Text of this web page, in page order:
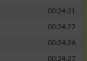
00:24:21
00:24:22
00:24:26
00:24:27